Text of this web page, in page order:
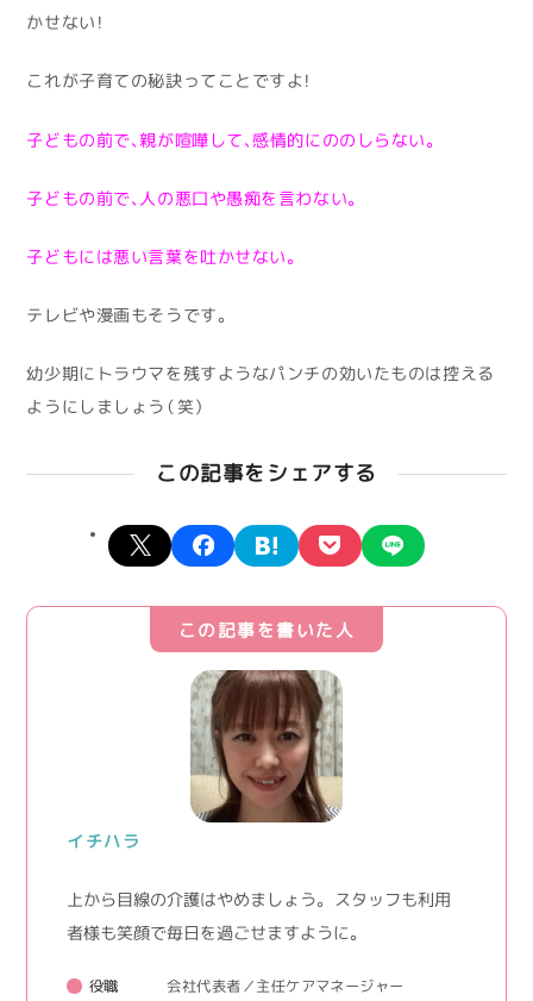
かせない！
これが子育ての秘訣ってことですよ！
子どもの前で、親が喧嘩して、感情的にののしらない。
子どもの前で、人の悪口や愚痴を言わない。
子どもには悪い言葉を吐かせない。
テレビや漫画もそうです。
幼少期にトラウマを残すようなパンチの効いたものは控える
ようにしましょう（笑）
この記事をシェアする
X facebookhatena pocket
この記事を書いた人
イチハラ
上から目線の介護はやめましょう。 スタッフも利用
者様も笑顔で毎日を過ごせますように。
役職 会社代表者／主任ケアマネージャー